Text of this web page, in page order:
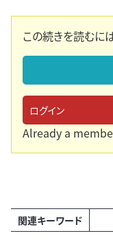
この続きを読むに
ログイン
Already a
関連キーワード